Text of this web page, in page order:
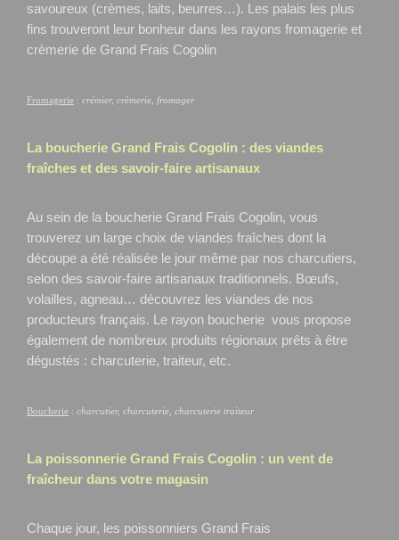
savoureux (crèmes, laits, beurres…). Les palais les plus
fins trouveront leur bonheur dans les rayons fromagerie et
crèmerie de Grand Frais Cogolin.
Fromagerie : crémier, crèmerie, fromager
La boucherie Grand Frais Cogolin : des viandes
fraîches et des savoir-faire artisanaux
Au sein de la boucherie Grand Frais Cogolin, vous
trouverez un large choix de viandes fraîches dont la
découpe a été réalisée le jour même par nos charcutiers,
selon des savoir-faire artisanaux traditionnels. Bœufs,
volailles, agneau… découvrez les viandes de nos
producteurs français. Le rayon boucherie vous propose
également de nombreux produits régionaux prêts à être
dégustés : charcuterie, traiteur, etc.
Boucherie : charcutier, charcuterie, charcuterie traiteur
La poissonnerie Grand Frais Cogolin : un vent de
fraîcheur dans votre magasin
Chaque jour, les poissonniers Grand Frais